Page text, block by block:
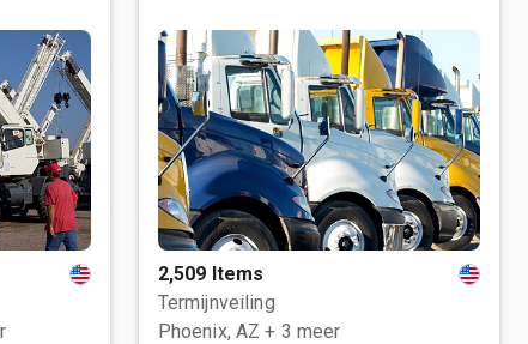
2,509 Items
Termijnveiling
Phoenix, AZ + 3 meer